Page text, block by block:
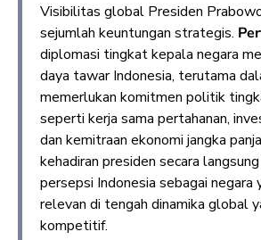
Visibilitas global Presiden
sejumlah keuntungan strategis.
diplomasi tingkat kepala negara
daya tawar Indonesia, terutama
memerlukan komitmen politik
seperti kerja sama pertahanan,
dan kemitraan ekonomi jangka
kehadiran presiden secara
persepsi Indonesia sebagai negara
relevan di tengah dinamika global
kompetitif.